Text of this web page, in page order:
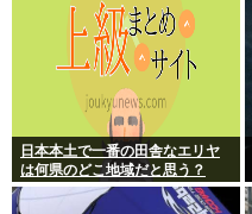
日本本土で一番の田舎なエリヤ
は何県のどこ地域だと思う？